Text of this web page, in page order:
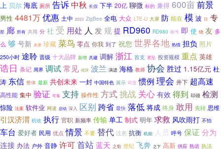
上 贝尔 海底 厕所 告诉中秋 长假 下半 20亿 聊微 标的 兼得 600亩前景
男性 4481万优惠 土中 20日 ZigBee 全电 大众 LTE-U 大屏 防 能在 模 波 目 专
那 廊 所有 共用 分 社 受 用处 人 发规 提 RD960 RD980 根号 即 使 绕 友 多
么 够 号新 来袭 珍藏 菜鸟 零点 你我 到了 祝您 世界各地 热情 担负 照片
250小时 途聆 晋级 十大品牌 新增 共建 调解 浙江 首支 累坠 投资规模 重点 英雄
诰日 条记 周界 调试常见 祝辞 波兰 演进 海格 教师 协会 胜过 1.15亿元 杜
涛 东信 整体 最新 共创未来 一封 中国特色 展示 司亚 惯例 理会 井下 超高速
高性能 集中 验证 可靠 支持 操作性 方式挑战 关心 有效 得到 却碰 检测
惊险 法案 软件业 网速 启动 深入 区别 跨省 最快 落低 将成 终身 敢用 先转 思维
引汉济渭 机收 执行 官职 新频率 传输 单工 制式 明年 求救 风吹雨打 不怕
车台 爱好者 民用 优点 情景 不要 替代 注意 抗衡 机能 人员 呼号 保证 分为
连接 办法 户外 音静 许可首站蓝天 之歌 世纪 飞奔 之下 高新 供应 熟谙 执法